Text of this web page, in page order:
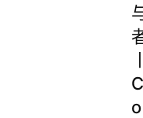
C
o